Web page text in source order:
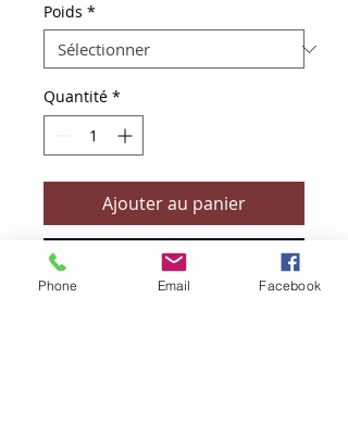
Poids *
Quantité *
Ajouter au panier
Commander et payer
Phone Email Facebook